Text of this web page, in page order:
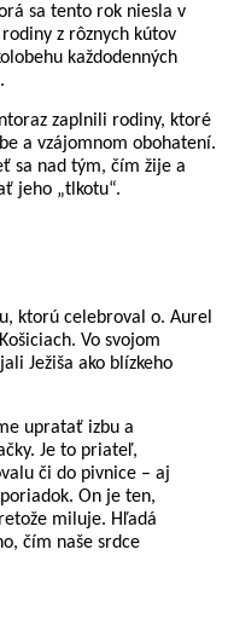
sa tento rok niesla v
z rôznych kútov
každodenných
zaplnili rodiny, ktoré
a vzájomnom obohatení.
sa nad tým, čím žije a
jeho „tlkotu“.
ktorú celebroval o. Aurel
Vo svojom
Ježiša ako blízkeho
upratať izbu a
Je to priateľ,
či do pivnice – aj
On je ten,
miluje. Hľadá
čím naše srdce